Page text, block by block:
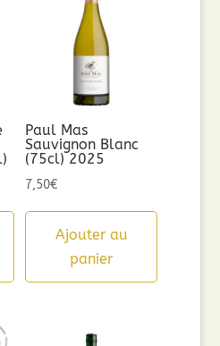
Paul Mas
Sauvignon Blanc
(75cl) 2025
7,50€
Ajouter au
panier